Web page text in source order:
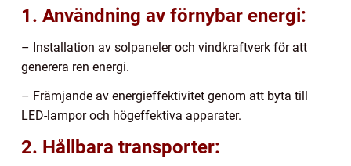
1. Användning av förnybar energi:
– Installation av solpaneler och vindkraftverk för att
generera ren energi.
– Främjande av energieffektivitet genom att byta till
LED-lampor och högeffektiva apparater.
2. Hållbara transporter: